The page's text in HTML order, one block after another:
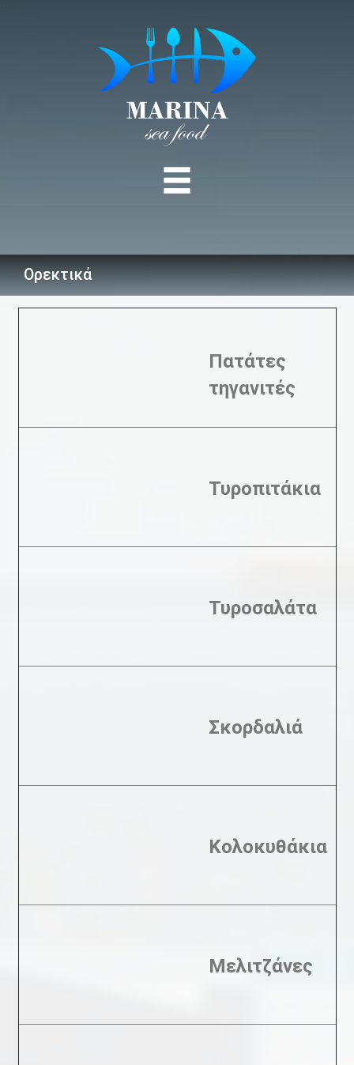
Ορεκτικά
Πατάτες
τηγανιτές
Τυροπιτάκια
Τυροσαλάτα
Σκορδαλιά
Κολοκυθάκια
Μελιτζάνες